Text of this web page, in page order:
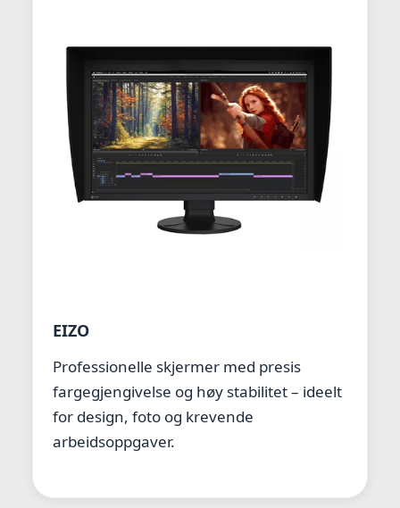
EIZO
Professionelle skjermer med presis
fargegjengivelse og høy stabilitet – ideelt
for design, foto og krevende
arbeidsoppgaver.